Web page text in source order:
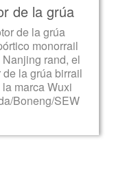
de la grúa
de la grúa
monorrail
rand, el
de la grúa birrail
marca Wuxi
Boneng/SEW